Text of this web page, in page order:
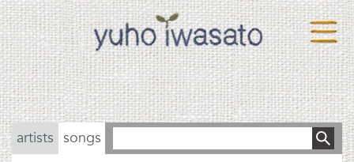
artists songs